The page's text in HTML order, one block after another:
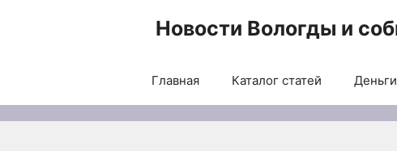
Новости Вологды и
Главная Каталог статей Деньги